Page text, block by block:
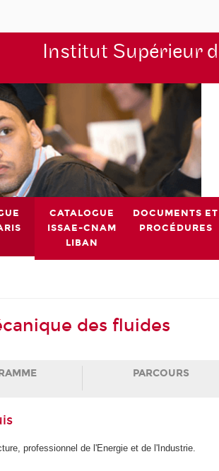
Institut Supérieur
CATALOGUE
ISSAE-CNAM
LIBAN
DOCUMENTS ET
PROCÉDURES
des fluides
PARCOURS
professionnel de l'Energie et de l'Industrie.